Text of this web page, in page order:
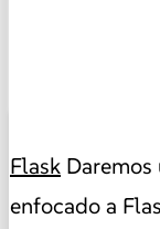
Flask
enfocado a